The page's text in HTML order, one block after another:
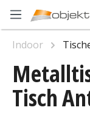
Zum Hauptinhalt
Tisch
Indoor
Bildergalerie